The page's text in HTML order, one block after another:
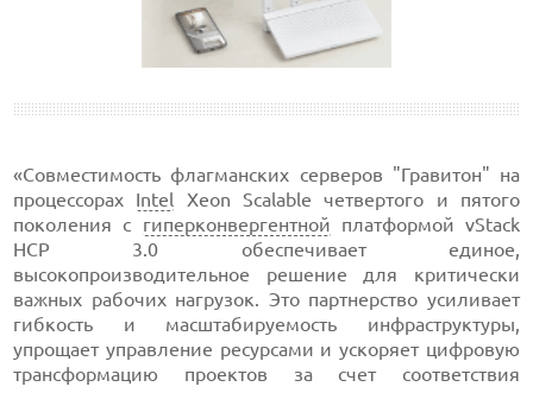
«Совместимость флагманских серверов "Гравитон" на
процессорах Intel Xeon Scalable четвертого и пятого
поколения с гиперконвергентной платформой vStack
HCP 3.0 обеспечивает единое,
высокопроизводительное решение для критически
важных рабочих нагрузок. Это партнерство усиливает
гибкость и масштабируемость инфраструктуры,
упрощает управление ресурсами и ускоряет цифровую
трансформацию проектов за счет соответствия